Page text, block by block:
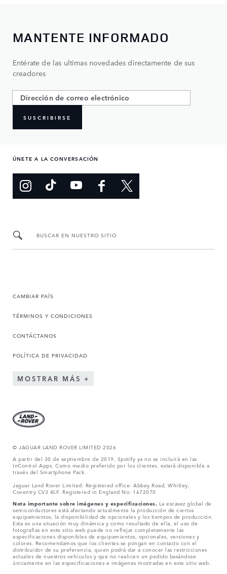
MANTENTE INFORMADO
Entérate de las ultimas novedades directamente de sus
creadores
SUSCRIBIRSE
ÚNETE A LA CONVERSACIÓN
BUSCAR EN NUESTRO SITIO
CAMBIAR PAÍS
TÉRMINOS Y CONDICIONES
CONTÁCTANOS
POLÍTICA DE PRIVACIDAD
MOSTRAR MÁS
© JAGUAR LAND ROVER LIMITED 2026
A partir del 30 de septiembre de 2019, Spotify ya no se incluirá en las
InControl Apps. Como medio preferido por los clientes, estará disponible a
través del Smartphone Pack.
Jaguar Land Rover Limited: Registered office: Abbey Road, Whitley,
Coventry CV3 4LF. Registered in England No: 1672070
Nota importante sobre imágenes y especificaciones. La escasez global de
semiconductores está afectando actualmente la producción de ciertos
equipamientos, la disponibilidad de opcionales y los tiempos de producción.
Esta es una situación muy dinámica y como resultado de ella, el uso de
fotografías en este sitio web puede no reflejar completamente las
especificaciones disponibles de equipamientos, opcionales, versiones y
colores. Recomendamos que los clientes se pongan en contacto con el
distribuidor de su preferencia, quien podrá dar a conocer las restricciones
actuales de nuestros vehículos y que no realicen un pedido basándose
únicamente en las especificaciones e imágenes mostradas en este sitio web.